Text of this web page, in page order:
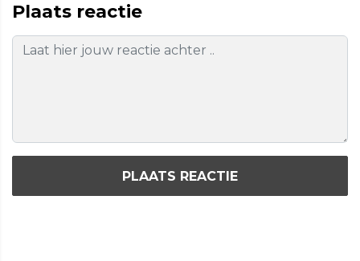
Plaats reactie
PLAATS REACTIE